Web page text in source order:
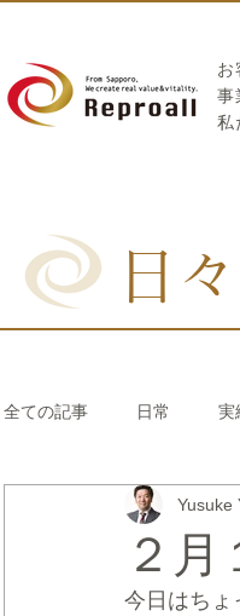
お
事
私
日
全ての記事 日常 実
リブランディング®
CRMブランディング®
２
今日はちょ